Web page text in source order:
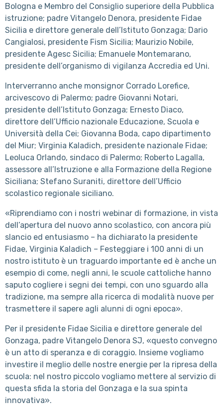
Bologna e Membro del Consiglio superiore della Pubblica
istruzione; padre Vitangelo Denora, presidente Fidae
Sicilia e direttore generale dell’Istituto Gonzaga; Dario
Cangialosi, presidente Fism Sicilia; Maurizio Nobile,
presidente Agesc Sicilia; Emanuele Montemarano,
presidente dell’organismo di vigilanza Accredia ed Uni.
Interverranno anche monsignor Corrado Lorefice,
arcivescovo di Palermo; padre Giovanni Notari,
presidente dell’Istituto Gonzaga; Ernesto Diaco,
direttore dell’Ufficio nazionale Educazione, Scuola e
Università della Cei; Giovanna Boda, capo dipartimento
del Miur; Virginia Kaladich, presidente nazionale Fidae;
Leoluca Orlando, sindaco di Palermo; Roberto Lagalla,
assessore all’Istruzione e alla Formazione della Regione
Siciliana; Stefano Suraniti, direttore dell’Ufficio
scolastico regionale siciliano.
«Riprendiamo con i nostri webinar di formazione, in vista
dell’apertura del nuovo anno scolastico, con ancora più
slancio ed entusiasmo – ha dichiarato la presidente
Fidae, Virginia Kaladich – Festeggiare i 100 anni di un
nostro istituto è un traguardo importante ed è anche un
esempio di come, negli anni, le scuole cattoliche hanno
saputo cogliere i segni dei tempi, con uno sguardo alla
tradizione, ma sempre alla ricerca di modalità nuove per
trasmettere il sapere agli alunni di ogni epoca».
Per il presidente Fidae Sicilia e direttore generale del
Gonzaga, padre Vitangelo Denora SJ, «questo convegno
è un atto di speranza e di coraggio. Insieme vogliamo
investire il meglio delle nostre energie per la ripresa della
scuola: nel nostro piccolo vogliamo mettere al servizio di
questa sfida la storia del Gonzaga e la sua spinta
innovativa».